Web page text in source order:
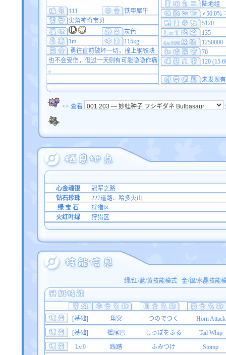
陆地组
5120
135
1250000
70
120
未发现
111
铁甲犀牛
尖角神奇宝贝
灰色
1m
115kg
勇往直前破坏一切，撞上钢铁块
也不会受伤，但过一天则有可能隐隐作痛
。
<< 查看
心金魂银
冠军之路
钻石珍珠
227道路、哈多火山
绿 宝 石
狩猎区
火红叶绿
狩猎区
绿/红/蓝/黄技能模式 金/银/水晶技能
[基础] 角突 つのでつく
Horn Attack
[基础]
摇尾巴 しっぽをふる
Tail Whip
Lv.9
践踏 ふみつけ
Stomp